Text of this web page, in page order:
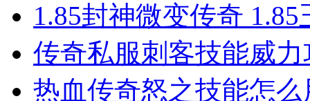
1.85封神微变传奇
传奇私服​刺客技能威
热血传奇怒之技能怎